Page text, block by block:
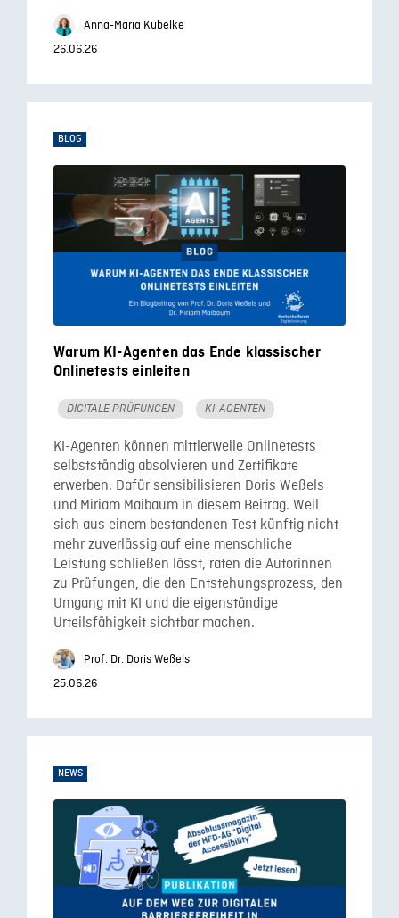
Anna-Maria Kubelke
26.06.26
BLOG
Warum KI-Agenten das Ende klassischer
Onlinetests einleiten
DIGITALE PRÜFUNGEN KI-AGENTEN
KI-Agenten können mittlerweile Onlinetests
selbstständig absolvieren und Zertifikate
erwerben. Dafür sensibilisieren Doris Weßels
und Miriam Maibaum in diesem Beitrag. Weil
sich aus einem bestandenen Test künftig nicht
mehr zuverlässig auf eine menschliche
Leistung schließen lässt, raten die Autorinnen
zu Prüfungen, die den Entstehungsprozess, den
Umgang mit KI und die eigenständige
Urteilsfähigkeit sichtbar machen.
Prof. Dr. Doris Weßels
25.06.26
NEWS